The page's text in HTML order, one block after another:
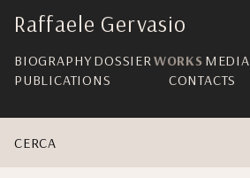
navigation
Raffaele Gervasio
BIOGRAPHYDOSSIERWORKS MEDIA
PUBLICATIONS
CONTACTS
CERCA